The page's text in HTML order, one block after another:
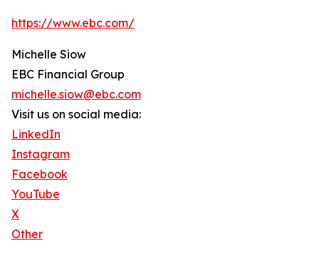
https://www.ebc.com/
Michelle Siow
EBC Financial Group
michelle.siow@ebc.com
Visit us on social media:
LinkedIn
Instagram
Facebook
YouTube
X
Other